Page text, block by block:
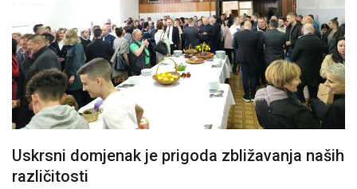
Uskrsni domjenak je prigoda zbližavanja naših
različitosti